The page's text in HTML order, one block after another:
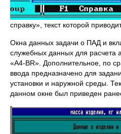
справку», текст которой
Окна данных задачи о ПАД и
служебных данных для расчета
«A4-BR». Дополнительное, по
ввода предназначено для
установки и наружной среды.
данном окне был приведен